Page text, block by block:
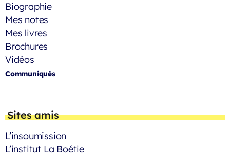
Biographie
Mes notes
Mes livres
Brochures
Vidéos
Communiqués
Sites amis
L’insoumission
L’institut La Boétie